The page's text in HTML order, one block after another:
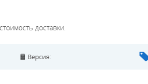
доставки.
Версия: